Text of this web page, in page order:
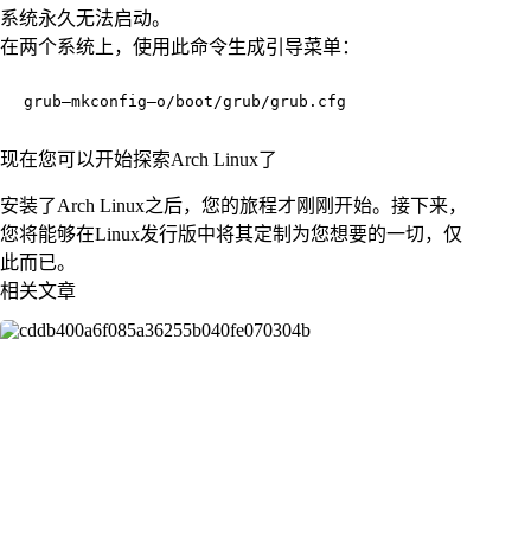
系统永久无法启动。
在两个系统上，使用此命令生成引导菜单：
grub—mkconfig—o/boot/grub/grub.cfg
现在您可以开始探索Arch Linux了
安装了Arch Linux之后，您的旅程才刚刚开始。接下来，
您将能够在Linux发行版中将其定制为您想要的一切，仅
此而已。
相关文章